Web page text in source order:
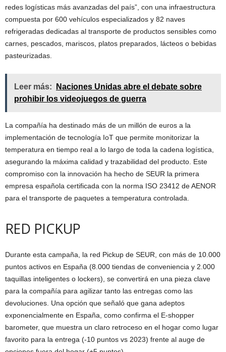
redes logísticas más avanzadas del país”, con una infraestructura
compuesta por 600 vehículos especializados y 82 naves
refrigeradas dedicadas al transporte de productos sensibles como
carnes, pescados, mariscos, platos preparados, lácteos o bebidas
pasteurizadas.
Leer más:
Naciones Unidas abre el debate sobre
prohibir los videojuegos de guerra
La compañía ha destinado más de un millón de euros a la
implementación de tecnología IoT que permite monitorizar la
temperatura en tiempo real a lo largo de toda la cadena logística,
asegurando la máxima calidad y trazabilidad del producto. Este
compromiso con la innovación ha hecho de SEUR la primera
empresa española certificada con la norma ISO 23412 de AENOR
para el transporte de paquetes a temperatura controlada.
RED PICKUP
Durante esta campaña, la red Pickup de SEUR, con más de 10.000
puntos activos en España (8.000 tiendas de conveniencia y 2.000
taquillas inteligentes o lockers), se convertirá en una pieza clave
para la compañía para agilizar tanto las entregas como las
devoluciones. Una opción que señaló que gana adeptos
exponencialmente en España, como confirma el E-shopper
barometer, que muestra un claro retroceso en el hogar como lugar
favorito para la entrega (-10 puntos vs 2023) frente al auge de